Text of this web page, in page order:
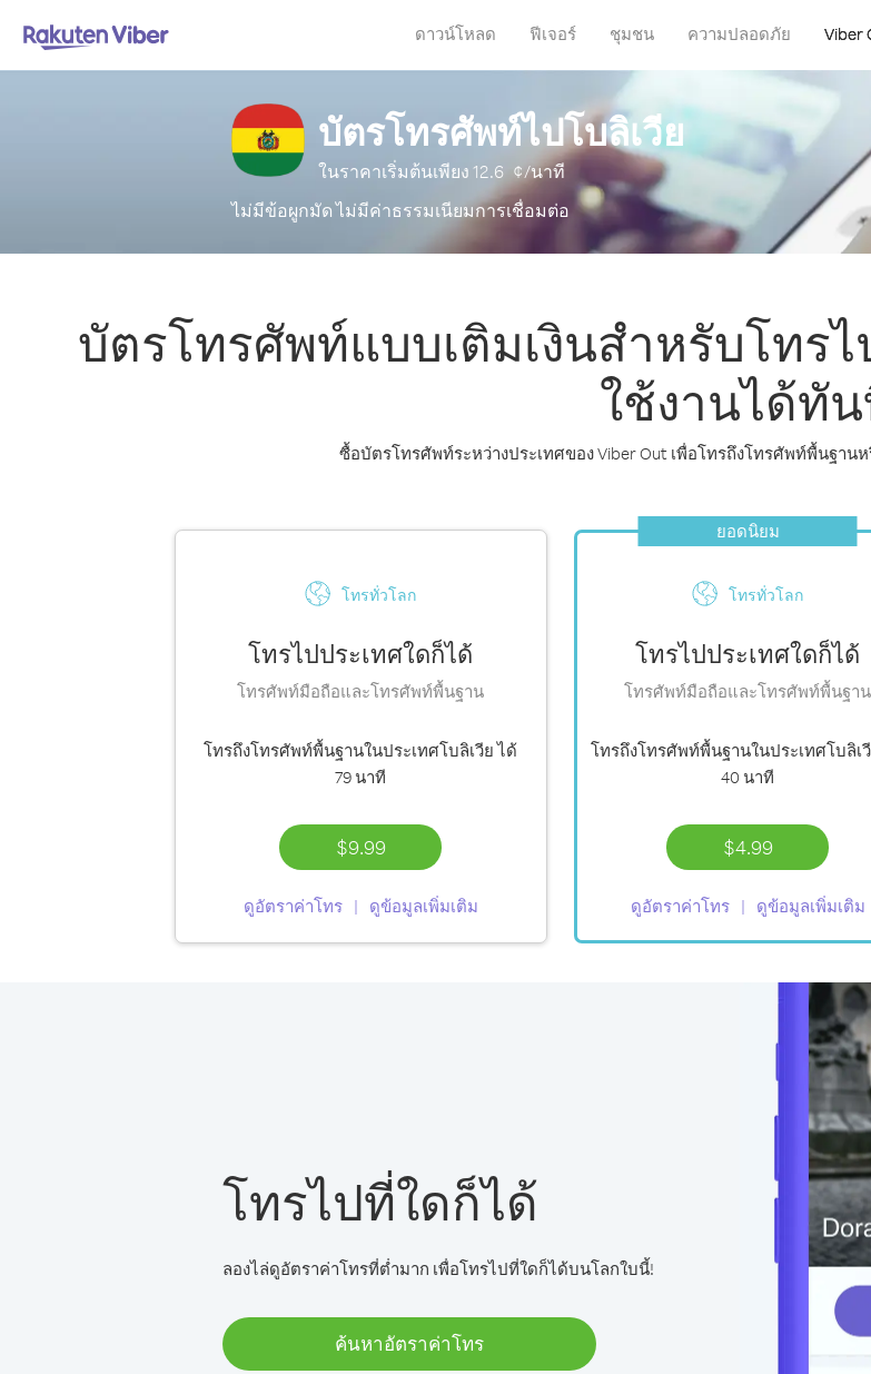
ดาวน์โหลด ฟีเจอร์ ชุมชน ความปลอดภัย Viber
บัตรโทรศัพท์ไปโบลิเวีย
ในราคาเริ่มต้นเพียง 12.6 ¢/นาที
ไม่มีข้อผูกมัด ไม่มีค่าธรรมเนียมการเชื่อมต่อ
บัตรโทรศัพท์แบบเติมเงินสำหรับโทร
ใช้งานได้ทั
ซื้อบัตรโทรศัพท์ระหว่างประเทศของ Viber Out เพื่อโทรถึงโทรศัพท์พื้นฐา
โทรทั่วโลก
โทรไปประเทศใดก็ได้
โทรศัพท์มือถือและโทรศัพท์พื้นฐาน
โทรถึงโทรศัพท์พื้นฐานในประเทศโบลิเวีย ได้
79 นาที
$9.99
ดูอัตราค่าโทร ดูข้อมูลเพิ่มเติม
ยอดนิยม
โทรทั่วโลก
โทรไปประเทศใดก็ได้
โทรศัพท์มือถือและโทรศัพท์พื้นฐาน
โทรถึงโทรศัพท์พื้นฐานในประเทศโบลิเ
40 นาที
$4.99
ดูอัตราค่าโทร ดูข้อมูลเพิ่มเติม
โทรไปที่ใดก็ได้
ลองไล่ดูอัตราค่าโทรที่ต่ำมาก เพื่อโทรไปที่ใดก็ได้บนโลกใบนี้!
ค้นหาอัตราค่าโทร